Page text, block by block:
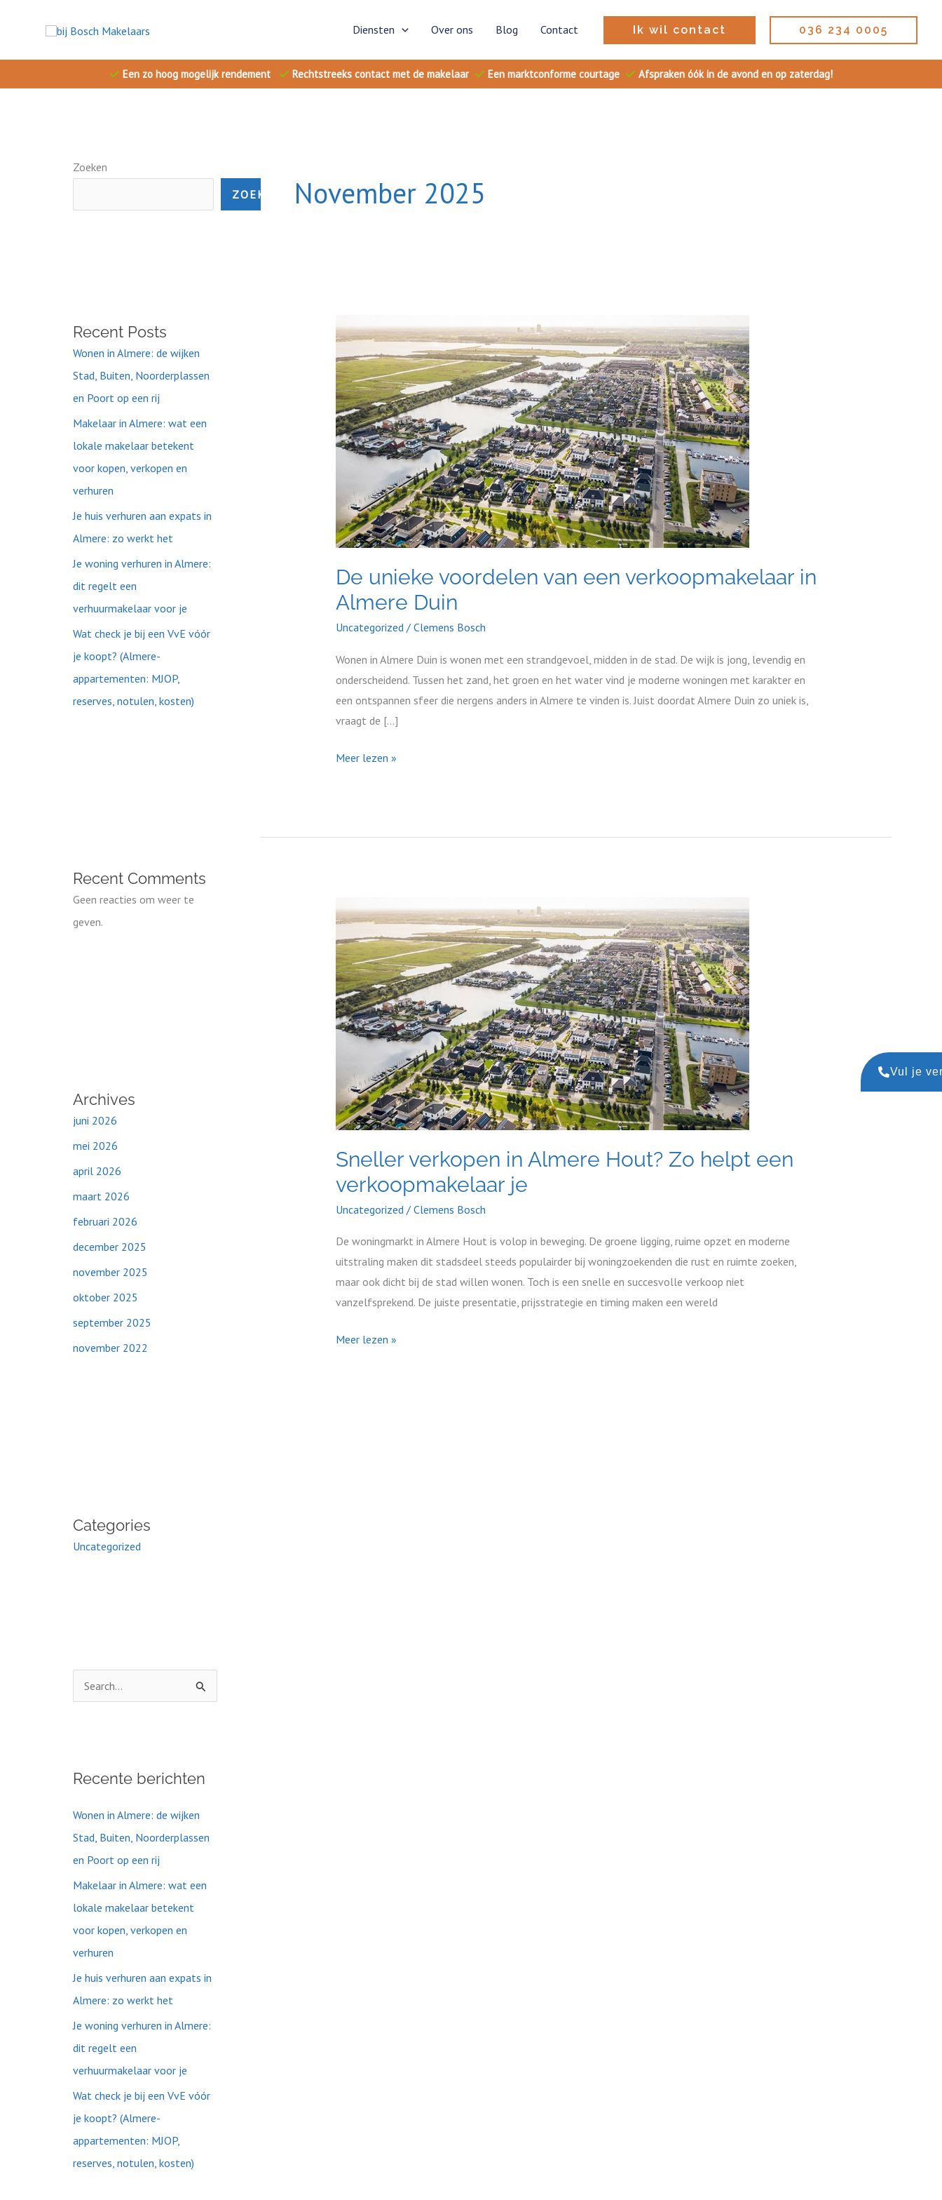
Diensten Over ons Blog Contact Ik wil contact 036 234 0005
Een zo hoog mogelijk rendement Rechtstreeks contact met de makelaar Een marktconforme courtage Afspraken óók in de avond en op zaterdag!
Zoeken
ZOEKEN
Recent Posts
Wonen in Almere: de wijken
Stad, Buiten, Noorderplassen
en Poort op een rij
Makelaar in Almere: wat een
lokale makelaar betekent
voor kopen, verkopen en
verhuren
Je huis verhuren aan expats in
Almere: zo werkt het
Je woning verhuren in Almere:
dit regelt een
verhuurmakelaar voor je
Wat check je bij een VvE vóór
je koopt? (Almere-
appartementen: MJOP,
reserves, notulen, kosten)
Recent Comments
Geen reacties om weer te
geven.
Archives
juni 2026
mei 2026
april 2026
maart 2026
februari 2026
december 2025
november 2025
oktober 2025
september 2025
november 2022
Categories
Uncategorized
n
Recente berichten
Wonen in Almere: de wijken
Stad, Buiten, Noorderplassen
en Poort op een rij
Makelaar in Almere: wat een
lokale makelaar betekent
voor kopen, verkopen en
verhuren
Je huis verhuren aan expats in
Almere: zo werkt het
Je woning verhuren in Almere:
dit regelt een
verhuurmakelaar voor je
Wat check je bij een VvE vóór
je koopt? (Almere-
appartementen: MJOP,
reserves, notulen, kosten)
November 2025
De unieke voordelen van een verkoopmakelaar in
Almere Duin
Uncategorized/ Clemens Bosch
Wonen in Almere Duin is wonen met een strandgevoel, midden in de stad. De wijk is jong, levendig en
onderscheidend. Tussen het zand, het groen en het water vind je moderne woningen met karakter en
een ontspannen sfeer die nergens anders in Almere te vinden is. Juist doordat Almere Duin zo uniek is,
vraagt de […]
De
unieke
voordelen
van
een
verkoopmakelaar
in
Meer lezen »
Sneller verkopen in Almere Hout? Zo helpt een
verkoopmakelaar je
Uncategorized/ Clemens Bosch
De woningmarkt in Almere Hout is volop in beweging. De groene ligging, ruime opzet en moderne
uitstraling maken dit stadsdeel steeds populairder bij woningzoekenden die rust en ruimte zoeken,
maar ook dicht bij de stad willen wonen. Toch is een snelle en succesvolle verkoop niet
vanzelfsprekend. De juiste presentatie, prijsstrategie en timing maken een wereld
Sneller
verkopen
in
Almere
Hout?
Zo
helpt
verkoopmakelaar
Meer lezen »
Vul je